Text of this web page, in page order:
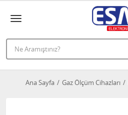
Ana Sayfa Gaz Ölçüm Cihazları